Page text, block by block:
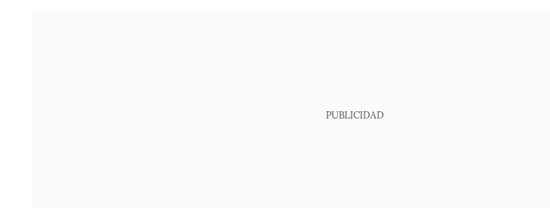
PUBLICIDAD